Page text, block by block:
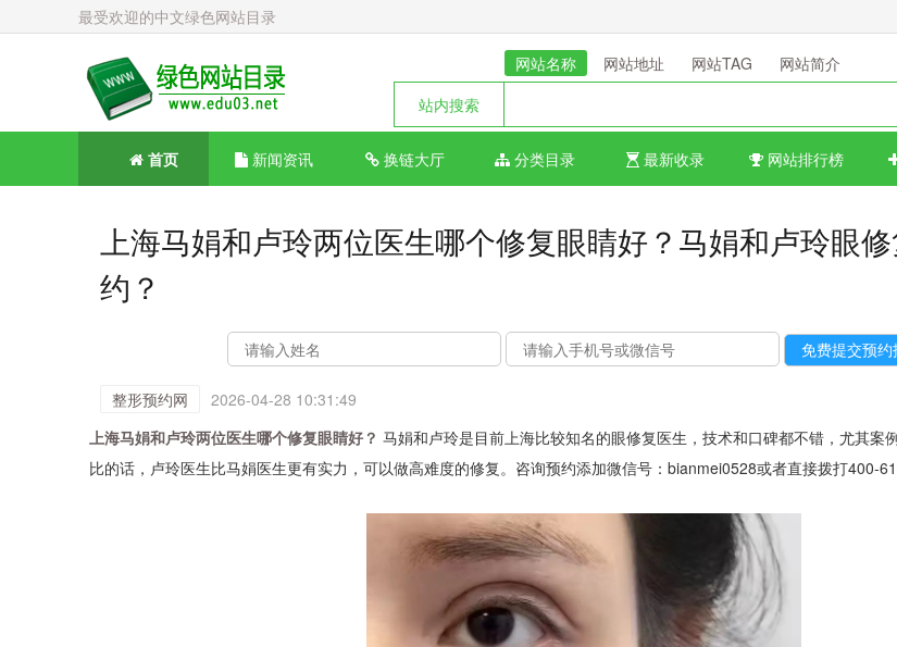
最受欢迎的中文绿色网站目录
网站名称 网站地址 网站TAG
网站简介
站内搜索
首页 新闻资讯 换链大厅 分类目录 最新收录 网站排行榜
上海马娟和卢玲两位医生哪个修复眼睛好？马娟和卢玲眼
约？
整形预约网 2026-04-28 10:31:49
上海马娟和卢玲两位医生哪个修复眼睛好？ 马娟和卢玲是目前上海比较知名的眼修复医生，技术和口碑都不错，尤其案
比的话，卢玲医生比马娟医生更有实力，可以做高难度的修复。咨询预约添加微信号：bianmei0528或者直接拨打400-